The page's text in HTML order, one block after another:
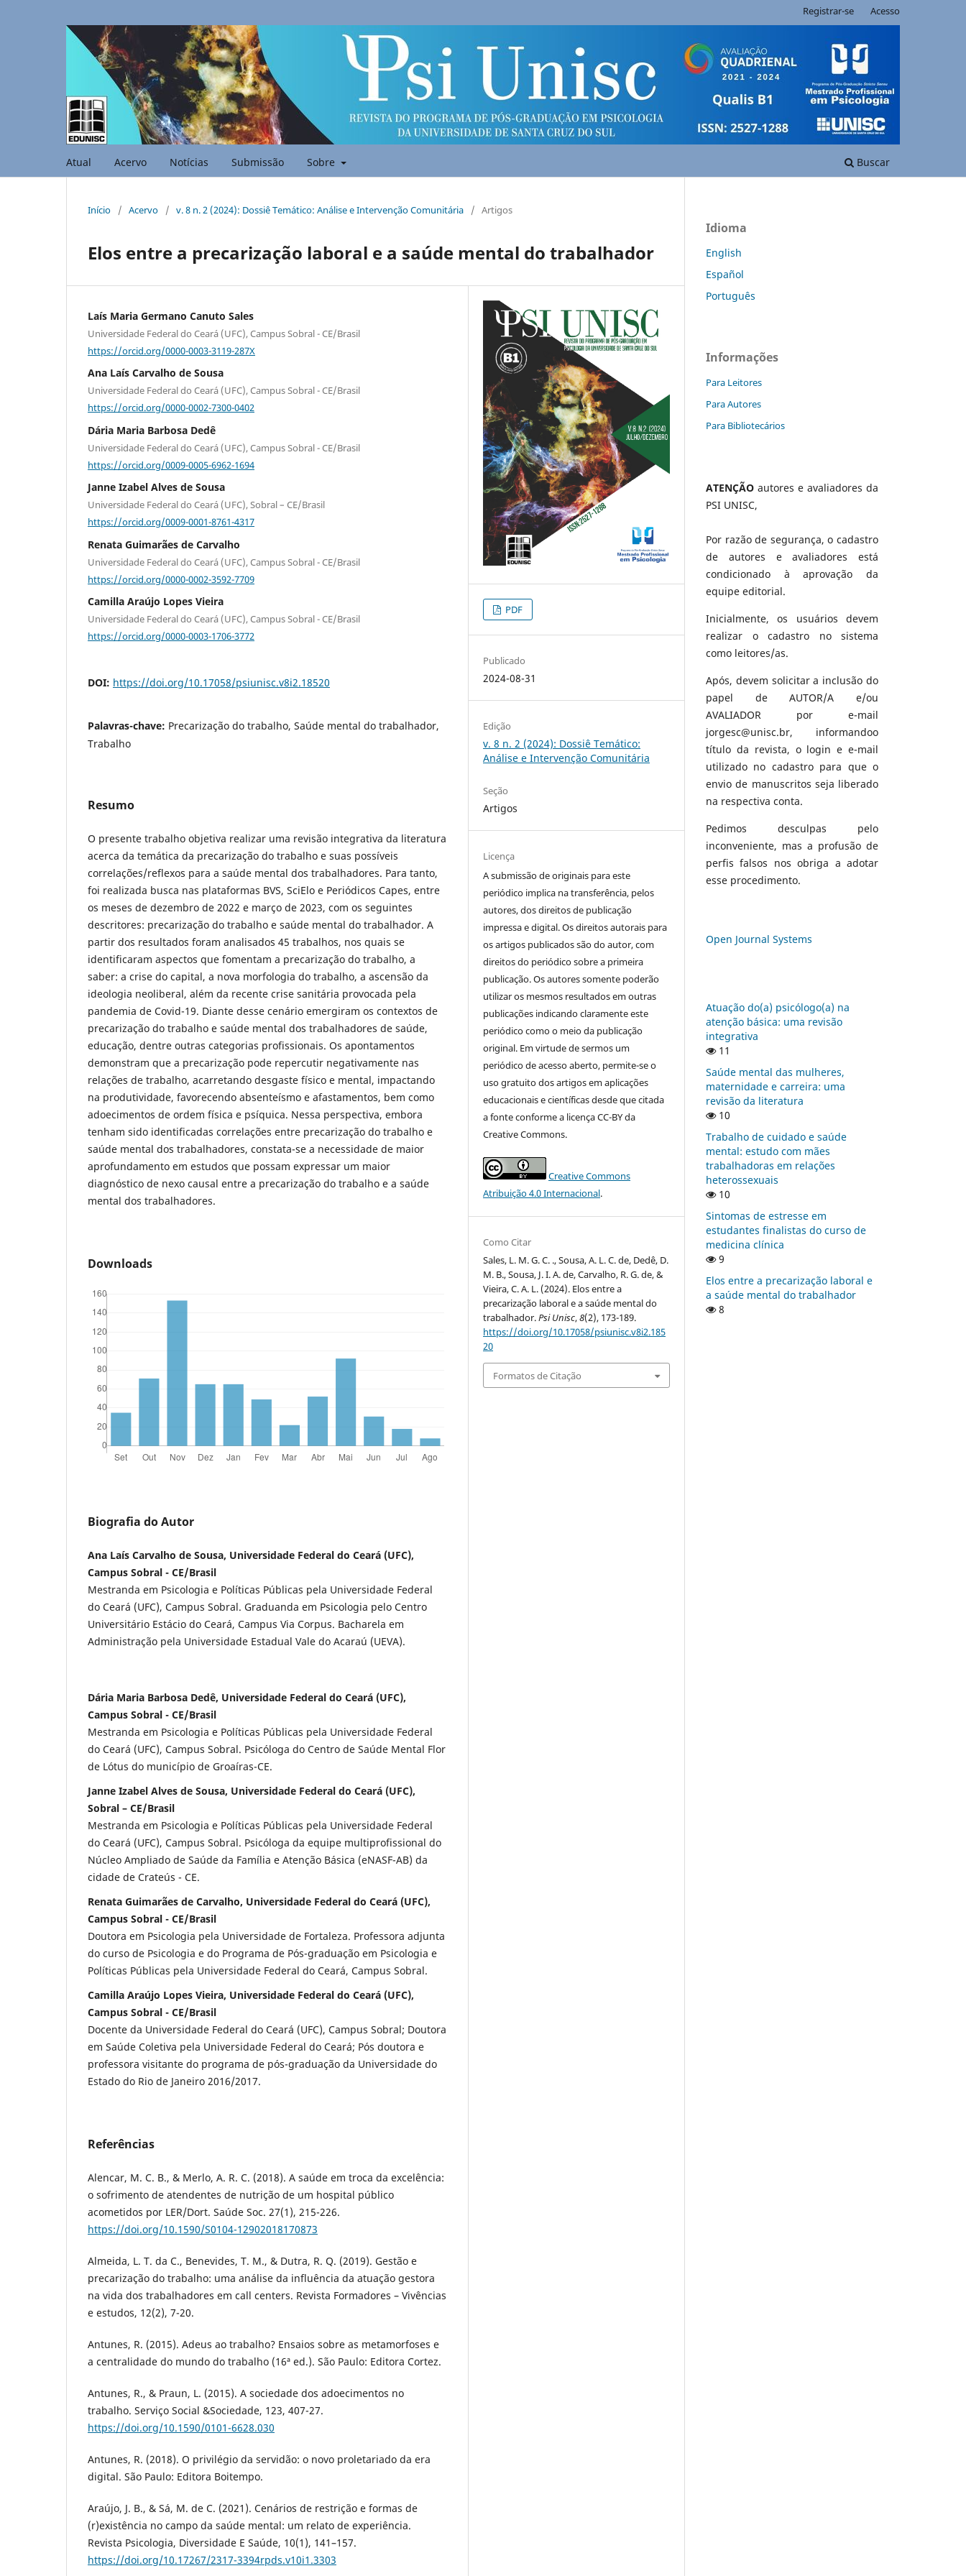
Atual Acervo Notícias Submissão Sobre Buscar
Registrar-se Acesso
Início / Acervo / v. 8 n. 2 (2024): Dossiê Temático: Análise e Intervenção Comunitária / Artigos
Elos entre a precarização laboral e a saúde mental do trabalhador
Laís Maria Germano Canuto Sales
Universidade Federal do Ceará (UFC), Campus Sobral - CE/Brasil
https://orcid.org/0000-0003-3119-287X
Ana Laís Carvalho de Sousa
Universidade Federal do Ceará (UFC), Campus Sobral - CE/Brasil
https://orcid.org/0000-0002-7300-0402
Dária Maria Barbosa Dedê
Universidade Federal do Ceará (UFC), Campus Sobral - CE/Brasil
https://orcid.org/0009-0005-6962-1694
Janne Izabel Alves de Sousa
Universidade Federal do Ceará (UFC), Sobral – CE/Brasil
https://orcid.org/0009-0001-8761-4317
Renata Guimarães de Carvalho
Universidade Federal do Ceará (UFC), Campus Sobral - CE/Brasil
https://orcid.org/0000-0002-3592-7709
Camilla Araújo Lopes Vieira
Universidade Federal do Ceará (UFC), Campus Sobral - CE/Brasil
https://orcid.org/0000-0003-1706-3772
DOI: https://doi.org/10.17058/psiunisc.v8i2.18520
Palavras-chave: Precarização do trabalho, Saúde mental do trabalhador,
Trabalho
Resumo
O presente trabalho objetiva realizar uma revisão integrativa da literatura
acerca da temática da precarização do trabalho e suas possíveis
correlações/reflexos para a saúde mental dos trabalhadores. Para tanto,
foi realizada busca nas plataformas BVS, SciElo e Periódicos Capes, entre
os meses de dezembro de 2022 e março de 2023, com os seguintes
descritores: precarização do trabalho e saúde mental do trabalhador. A
partir dos resultados foram analisados 45 trabalhos, nos quais se
identificaram aspectos que fomentam a precarização do trabalho, a
saber: a crise do capital, a nova morfologia do trabalho, a ascensão da
ideologia neoliberal, além da recente crise sanitária provocada pela
pandemia de Covid-19. Diante desse cenário emergiram os contextos de
precarização do trabalho e saúde mental dos trabalhadores de saúde,
educação, dentre outras categorias profissionais. Os apontamentos
demonstram que a precarização pode repercutir negativamente nas
relações de trabalho, acarretando desgaste físico e mental, impactando
na produtividade, favorecendo absenteísmo e afastamentos, bem como
adoecimentos de ordem física e psíquica. Nessa perspectiva, embora
tenham sido identificadas correlações entre precarização do trabalho e
saúde mental dos trabalhadores, constata-se a necessidade de maior
aprofundamento em estudos que possam expressar um maior
diagnóstico de nexo causal entre a precarização do trabalho e a saúde
mental dos trabalhadores.
Downloads
Biografia do Autor
Ana Laís Carvalho de Sousa, Universidade Federal do Ceará (UFC),
Campus Sobral - CE/Brasil
Mestranda em Psicologia e Políticas Públicas pela Universidade Federal
do Ceará (UFC), Campus Sobral. Graduanda em Psicologia pelo Centro
Universitário Estácio do Ceará, Campus Via Corpus. Bacharela em
Administração pela Universidade Estadual Vale do Acaraú (UEVA).
Dária Maria Barbosa Dedê, Universidade Federal do Ceará (UFC),
Campus Sobral - CE/Brasil
Mestranda em Psicologia e Políticas Públicas pela Universidade Federal
do Ceará (UFC), Campus Sobral. Psicóloga do Centro de Saúde Mental Flor
de Lótus do município de Groaíras-CE.
Janne Izabel Alves de Sousa, Universidade Federal do Ceará (UFC),
Sobral – CE/Brasil
Mestranda em Psicologia e Políticas Públicas pela Universidade Federal
do Ceará (UFC), Campus Sobral. Psicóloga da equipe multiprofissional do
Núcleo Ampliado de Saúde da Família e Atenção Básica (eNASF-AB) da
cidade de Crateús - CE.
Renata Guimarães de Carvalho, Universidade Federal do Ceará (UFC),
Campus Sobral - CE/Brasil
Doutora em Psicologia pela Universidade de Fortaleza. Professora adjunta
do curso de Psicologia e do Programa de Pós-graduação em Psicologia e
Políticas Públicas pela Universidade Federal do Ceará, Campus Sobral.
Camilla Araújo Lopes Vieira, Universidade Federal do Ceará (UFC),
Campus Sobral - CE/Brasil
Docente da Universidade Federal do Ceará (UFC), Campus Sobral; Doutora
em Saúde Coletiva pela Universidade Federal do Ceará; Pós doutora e
professora visitante do programa de pós-graduação da Universidade do
Estado do Rio de Janeiro 2016/2017.
Referências
Alencar, M. C. B., & Merlo, A. R. C. (2018). A saúde em troca da excelência:
o sofrimento de atendentes de nutrição de um hospital público
acometidos por LER/Dort. Saúde Soc. 27(1), 215-226.
https://doi.org/10.1590/S0104-12902018170873
Almeida, L. T. da C., Benevides, T. M., & Dutra, R. Q. (2019). Gestão e
precarização do trabalho: uma análise da influência da atuação gestora
na vida dos trabalhadores em call centers. Revista Formadores – Vivências
e estudos, 12(2), 7-20.
Antunes, R. (2015). Adeus ao trabalho? Ensaios sobre as metamorfoses e
a centralidade do mundo do trabalho (16ª ed.). São Paulo: Editora Cortez.
Antunes, R., & Praun, L. (2015). A sociedade dos adoecimentos no
trabalho. Serviço Social &Sociedade, 123, 407-27.
https://doi.org/10.1590/0101-6628.030
Antunes, R. (2018). O privilégio da servidão: o novo proletariado da era
digital. São Paulo: Editora Boitempo.
Araújo, J. B., & Sá, M. de C. (2021). Cenários de restrição e formas de
(r)existência no campo da saúde mental: um relato de experiência.
Revista Psicologia, Diversidade E Saúde, 10(1), 141–157.
https://doi.org/10.17267/2317-3394rpds.v10i1.3303
PDF
Publicado
2024-08-31
Edição
v. 8 n. 2 (2024): Dossiê Temático:
Análise e Intervenção Comunitária
Seção
Artigos
Licença
A submissão de originais para este
periódico implica na transferência, pelos
autores, dos direitos de publicação
impressa e digital. Os direitos autorais para
os artigos publicados são do autor, com
direitos do periódico sobre a primeira
publicação. Os autores somente poderão
utilizar os mesmos resultados em outras
publicações indicando claramente este
periódico como o meio da publicação
original. Em virtude de sermos um
periódico de acesso aberto, permite-se o
uso gratuito dos artigos em aplicações
educacionais e científicas desde que citada
a fonte conforme a licença CC-BY da
Creative Commons.
Creative Commons
Atribuição 4.0 Internacional.
Como Citar
Sales, L. M. G. C. ., Sousa, A. L. C. de, Dedê, D.
M. B., Sousa, J. I. A. de, Carvalho, R. G. de, &
Vieira, C. A. L. (2024). Elos entre a
precarização laboral e a saúde mental do
trabalhador.Psi Unisc,8(2), 173-189.
https://doi.org/10.17058/psiunisc.v8i2.185
20
Formatos de Citação
Idioma
English
Español
Português
Informações
Para Leitores
Para Autores
Para Bibliotecários
ATENÇÃO autores e avaliadores da
PSI UNISC,
Por razão de segurança, o cadastro
de autores e avaliadores está
condicionado à aprovação da
equipe editorial.
Inicialmente, os usuários devem
realizar o cadastro no sistema
como leitores/as.
Após, devem solicitar a inclusão do
papel de AUTOR/A e/ou
AVALIADOR por e-mail
jorgesc@unisc.br, informandoo
título da revista, o login e e-mail
utilizado no cadastro para que o
envio de manuscritos seja liberado
na respectiva conta.
Pedimos desculpas pelo
inconveniente, mas a profusão de
perfis falsos nos obriga a adotar
esse procedimento.
Open Journal Systems
Atuação do(a) psicólogo(a) na
atenção básica: uma revisão
integrativa
11
Saúde mental das mulheres,
maternidade e carreira: uma
revisão da literatura
10
Trabalho de cuidado e saúde
mental: estudo com mães
trabalhadoras em relações
heterossexuais
10
Sintomas de estresse em
estudantes finalistas do curso de
medicina clínica
9
Elos entre a precarização laboral e
a saúde mental do trabalhador
8